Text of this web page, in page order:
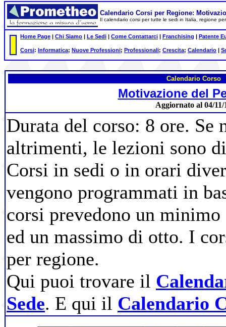
Calendario Corsi per Regione:
Il calendario corsi per tutte le sedi in Italia, regione
Home Page | Chi Siamo | Le Sedi | Come Contattarci | Franchising | Patente
Corsi: Informatica; Nuove Professioni; Professionali; Crescita; Calendario |
Calendario Corso
Motivazione del
Aggiornato al 04/11/
Durata del corso: 8 ore. Se
altrimenti, le lezioni sono
Corsi in sedi o in orari
vengono programmati in
corsi prevedono un
ed un massimo di otto. I
per regione.
Qui puoi trovare il
Sede. E qui il Calendario